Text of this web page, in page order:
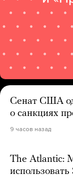
Сенат США
о санкциях
9 часов назад
The Atlantic: